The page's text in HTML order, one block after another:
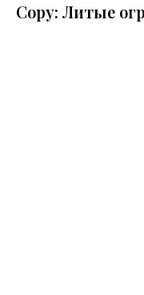
Copy: Литые